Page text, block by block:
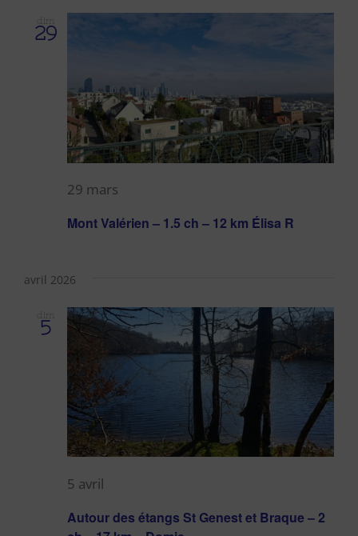
dim
29
Mont Valérien – 1.5 ch – 12 km Élisa R
29 mars
avril 2026
dim
5
Autour des étangs St Genest et Braque – 2
5 avril